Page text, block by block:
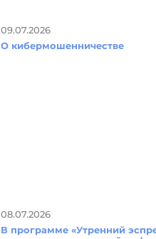
09.07.2026
О кибермошенничестве
08.07.2026
В программе «Утренний